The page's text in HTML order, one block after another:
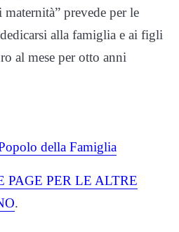
prevede per le
alla famiglia e ai figli
al mese per otto anni
della Famiglia
PAGE PER LE ALTRE
.